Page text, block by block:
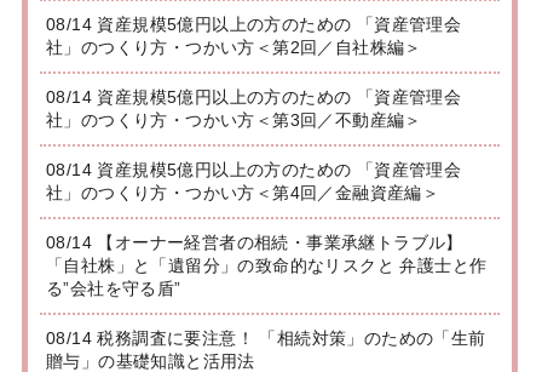
08/14 資産規模5億円以上の方のための 「資産管理会
社」のつくり方・つかい方＜第2回／自社株編＞
08/14 資産規模5億円以上の方のための 「資産管理会
社」のつくり方・つかい方＜第3回／不動産編＞
08/14 資産規模5億円以上の方のための 「資産管理会
社」のつくり方・つかい方＜第4回／金融資産編＞
08/14 【オーナー経営者の相続・事業承継トラブル】
「自社株」と「遺留分」の致命的なリスクと 弁護士と作
る”会社を守る盾”
08/14 税務調査に要注意！ 「相続対策」のための「生前
贈与」の基礎知識と活用法